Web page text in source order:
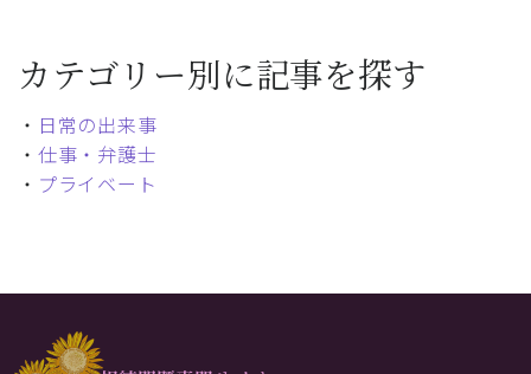
カテゴリー別に記事を探す
・ 日常の出来事
・ 仕事・弁護士
・ プライベート